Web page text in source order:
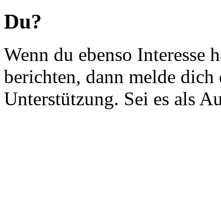
Du?
Wenn du ebenso Interesse
berichten, dann melde
Unterstützung. Sei es als